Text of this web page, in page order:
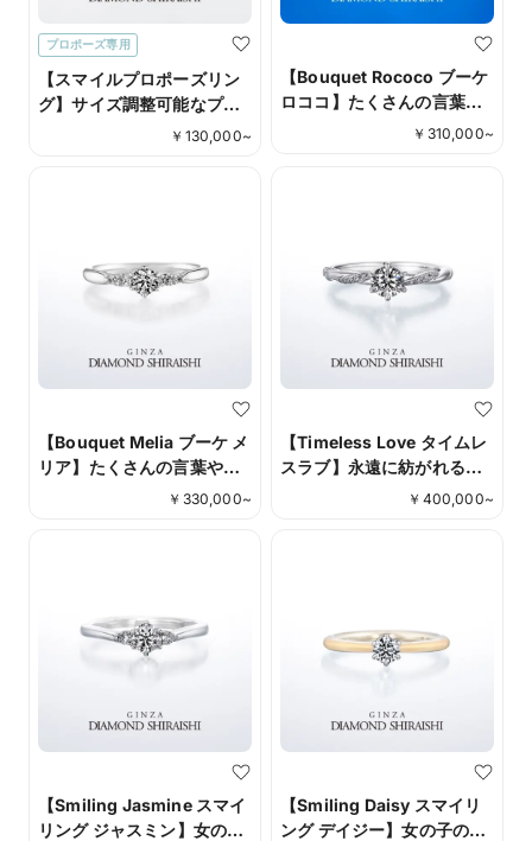
プロポーズ専用
【スマイルプロポーズリン
グ】サイズ調整可能なプロ
￥ 130,000~
【Bouquet Rococo ブーケ
ロココ】たくさんの言葉や
想いをブーケに込めて
￥ 310,000~
【Bouquet Melia ブーケ メ
リア】たくさんの言葉や想
いをブーケに込めて
￥ 330,000~
【Timeless Love タイムレ
スラブ】永遠に紡がれる愛
￥ 400,000~
【Smiling Jasmine スマイ
リング ジャスミン】女の子
【Smiling Daisy スマイリ
ング デイジー】女の子のキ